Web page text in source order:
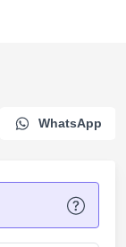
WhatsApp